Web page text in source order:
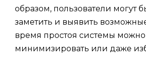
образом, пользователи могут
заметить и выявить
время простоя системы можно
минимизировать или даже